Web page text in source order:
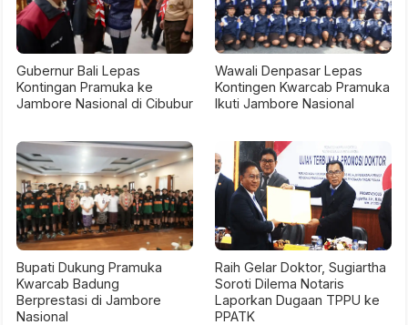
Gubernur Bali Lepas
Kontingan Pramuka ke
Jambore Nasional di Cibubur
Wawali Denpasar Lepas
Kontingen Kwarcab Pramuka
Ikuti Jambore Nasional
Bupati Dukung Pramuka
Kwarcab Badung
Berprestasi di Jambore
Nasional
Raih Gelar Doktor, Sugiartha
Soroti Dilema Notaris
Laporkan Dugaan TPPU ke
PPATK